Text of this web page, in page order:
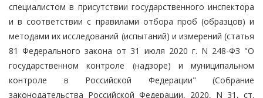
специалистом в присутствии государственного инспектора
и в соответствии с правилами отбора проб (образцов) и
методами их исследований (испытаний) и измерений (статья
81 Федерального закона от 31 июля 2020 г. N 248-ФЗ "О
государственном контроле (надзоре) и муниципальном
контроле в Российской Федерации" (Собрание
законодательства Российской Федерации, 2020, N 31, ст.